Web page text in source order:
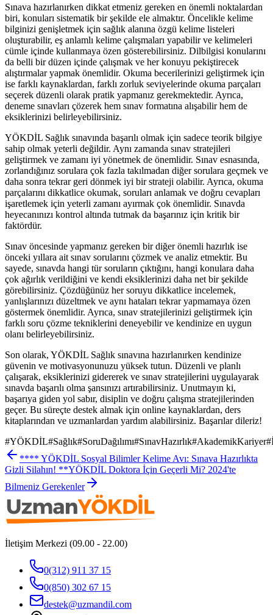
Sınava hazırlanırken dikkat etmeniz gereken en önemli noktalardan
biri, konuları sistematik bir şekilde ele almaktır. Öncelikle kelime
bilginizi genişletmek için sağlık alanına özgü kelime listeleri
oluşturabilir, eş anlamlı kelime çalışmaları yapabilir ve kelimeleri
cümle içinde kullanmaya özen gösterebilirsiniz. Dilbilgisi konularını
da belli bir düzen içinde çalışmak ve her konuyu pekiştirecek
alıştırmalar yapmak önemlidir. Okuma becerilerinizi geliştirmek için
ise farklı kaynaklardan, farklı zorluk seviyelerinde okuma parçaları
seçerek düzenli olarak pratik yapmanız gerekmektedir. Ayrıca,
deneme sınavları çözerek hem sınav formatına alışabilir hem de
eksiklerinizi belirleyebilirsiniz.
YÖKDİL Sağlık sınavında başarılı olmak için sadece teorik bilgiye
sahip olmak yeterli değildir. Aynı zamanda sınav stratejileri
geliştirmek ve zamanı iyi yönetmek de önemlidir. Sınav esnasında,
zorlandığınız sorulara çok fazla takılmadan diğer sorulara geçmek ve
daha sonra tekrar geri dönmek iyi bir strateji olabilir. Ayrıca, okuma
parçalarını dikkatlice okumak, soruları anlamak ve doğru cevapları
işaretlemek için yeterli zamanı ayırmak çok önemlidir. Sınavda
heyecanınızı kontrol altında tutmak da başarınız için kritik bir
faktördür.
Sınav öncesinde yapmanız gereken bir diğer önemli hazırlık ise
önceki yıllara ait sınav sorularını çözmek ve analiz etmektir. Bu
sayede, sınavda hangi tür soruların çıktığını, hangi konulara daha
çok ağırlık verildiğini ve kendi eksiklerinizi daha net bir şekilde
görebilirsiniz. Çözdüğünüz her soruyu dikkatlice incelemek,
yanlışlarınızı düzeltmek ve aynı hataları tekrar yapmamaya özen
göstermek önemlidir. Ayrıca, sınav stratejilerinizi geliştirmek için
farklı soru çözme tekniklerini deneyebilir ve kendinize en uygun
olanı belirleyebilirsiniz.
Son olarak, YÖKDİL Sağlık sınavına hazırlanırken kendinize
güvenin ve motivasyonunuzu yüksek tutun. Düzenli ve planlı
çalışarak, eksiklerinizi gidererek ve sınav stratejilerini uygulayarak
sınavda başarılı olma şansınızı artırabilirsiniz. Unutmayın ki,
başarıya giden yol sabır, disiplin ve doğru çalışma stratejilerinden
geçer. Bu süreçte destek almak için online kaynaklardan, ders
kitaplarından ve uzmanlardan yardım alabilirsiniz. Başarılar dileriz!
#YÖKDİL#Sağlık#SoruDağılımı#SınavHazırlık#AkademikKariyer#
**** YÖKDİL Sosyal Bilimler Kelime Avı: Sınava Hazırlıkta
Gizli Silahın! **YÖKDİL Doktora İçin Geçerli Mi? 2024'te
Bilmeniz Gerekenler
İletişim Merkezi (09.00 - 22.00)
0(312) 911 37 15
0(850) 302 67 15
destek@uzmandil.com